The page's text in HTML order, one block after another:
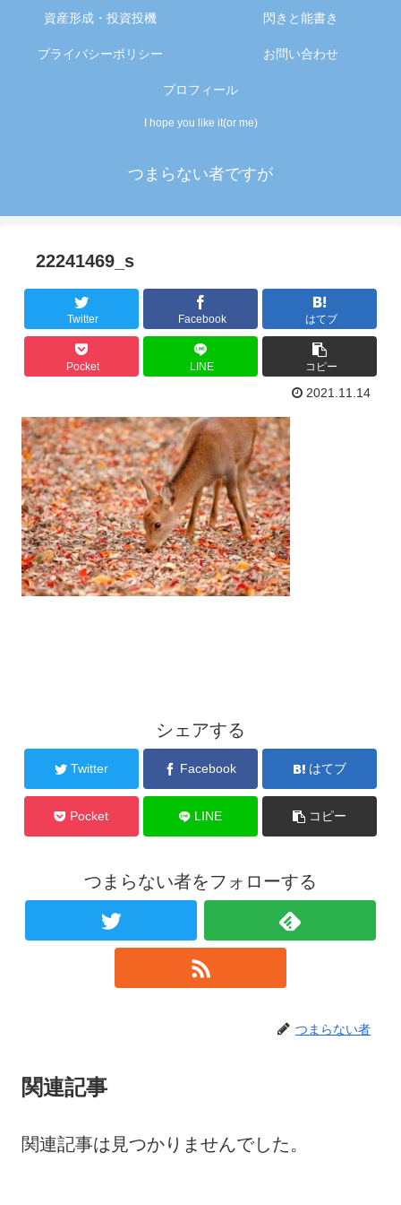
I hope you like it(or me)
つまらない者ですが
資産形成・投資投機 閃きと能書き
プライバシーポリシー お問い合わせ
プロフィール
22241469_s
Twitter Facebook はてブ
Pocket LINE コピー
2021.11.14
シェアする
Twitter Facebook はてブ
Pocket LINE コピー
つまらない者をフォローする
つまらない者
関連記事
関連記事は見つかりませんでした。